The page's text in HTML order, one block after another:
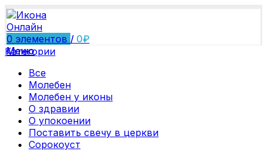
0 элементов / 0₽
Меню
Категории
Все
Молебен
Молебен у иконы
О здравии
О упокоении
Поставить свечу в церкви
Сорокоуст